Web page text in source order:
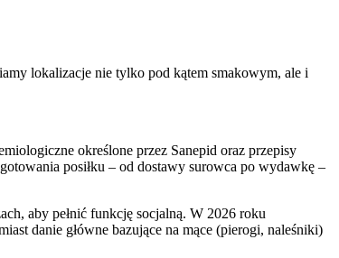
lokalizacje nie tylko pod kątem smakowym, ale i
określone przez Sanepid oraz przepisy
posiłku – od dostawy surowca po wydawkę –
aby pełnić funkcję socjalną. W 2026 roku
danie główne bazujące na mące (pierogi, naleśniki)